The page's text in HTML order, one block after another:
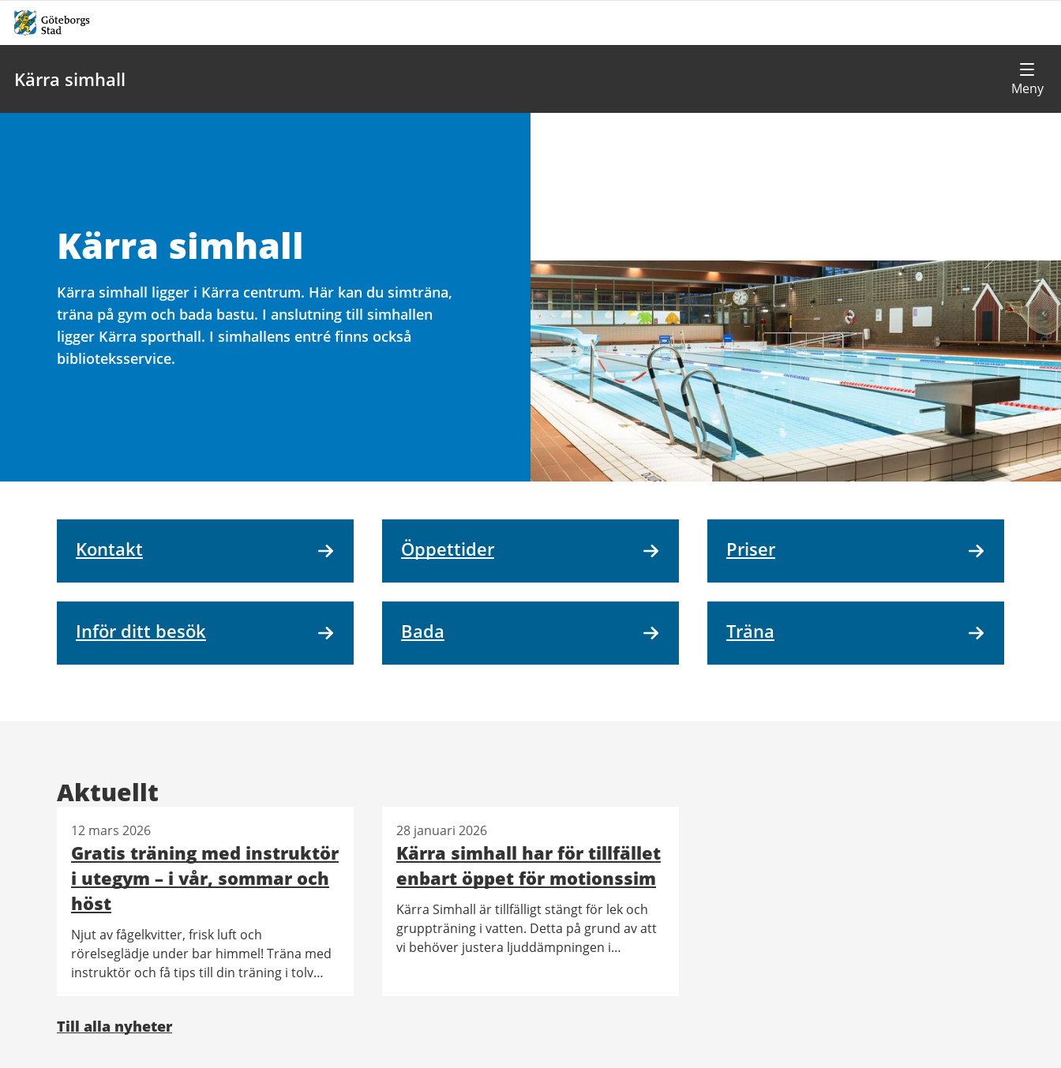
Kärra simhall
Kärra simhall
Kärra simhall ligger i Kärra centrum. Här kan du simträna,
träna på gym och bada bastu. I anslutning till simhallen
ligger Kärra sporthall. I simhallens entré finns också
biblioteksservice.
Kontakt Öppettider Priser
Inför ditt besök Bada Träna
Aktuellt
Gratis träning med instruktör
i utegym – i vår, sommar och
höst
12 mars 2026
Njut av fågelkvitter, frisk luft och
rörelseglädje under bar himmel! Träna med
instruktör och få tips till din träning i tolv
Kärra simhall har för tillfället
enbart öppet för motionssim
28 januari 2026
Kärra Simhall är tillfälligt stängt för lek och
gruppträning i vatten. Detta på grund av att
vi behöver justera ljuddämpningen i
Till alla nyheter